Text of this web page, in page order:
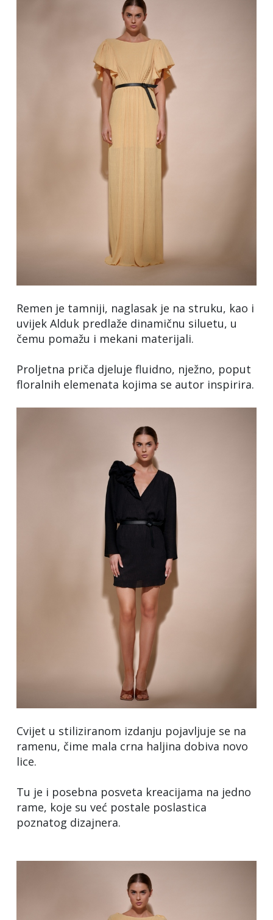
Remen je tamniji, naglasak je na struku, kao i
uvijek Alduk predlaže dinamičnu siluetu, u
čemu pomažu i mekani materijali.
Proljetna priča djeluje fluidno, nježno, poput
floralnih elemenata kojima se autor inspirira.
Cvijet u stiliziranom izdanju pojavljuje se na
ramenu, čime mala crna haljina dobiva novo
lice.
Tu je i posebna posveta kreacijama na jedno
rame, koje su već postale poslastica
poznatog dizajnera.